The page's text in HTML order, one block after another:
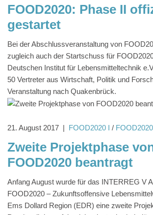
FOOD2020: Phase II
gestartet
Bei der Abschlussveranstaltung von
zugleich auch der Startschuss für
Deutschen Institut für Lebensmitteltechnik
50 Vertreter aus Wirtschaft, Politik und
Veranstaltung nach Quakenbrück.
21. August 2017 | FOOD2020 I /
Zweite Projektphase
FOOD2020 beantragt
Anfang August wurde für das INTERREG V
FOOD2020 – Zukunftsoffensive
Ems Dollard Region (EDR) eine zweite